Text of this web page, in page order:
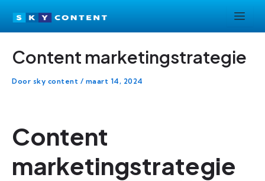
naar
inhoud
Content marketingstrategie
Door sky content / maart 14, 2024
Content
marketingstrategie
navigatie